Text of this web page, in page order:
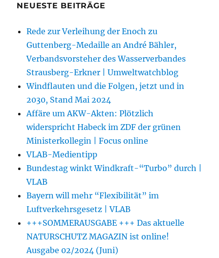
NEUESTE BEITRÄGE
Rede zur Verleihung der Enoch zu
Guttenberg-Medaille an André Bähler,
Verbandsvorsteher des Wasserverbandes
Strausberg-Erkner | Umweltwatchblog
Windflauten und die Folgen, jetzt und in
2030, Stand Mai 2024
Affäre um AKW-Akten: Plötzlich
widerspricht Habeck im ZDF der grünen
Ministerkollegin | Focus online
VLAB-Medientipp
Bundestag winkt Windkraft-“Turbo” durch |
VLAB
Bayern will mehr “Flexibilität” im
Luftverkehrsgesetz | VLAB
+++SOMMERAUSGABE +++ Das aktuelle
NATURSCHUTZ MAGAZIN ist online!
Ausgabe 02/2024 (Juni)